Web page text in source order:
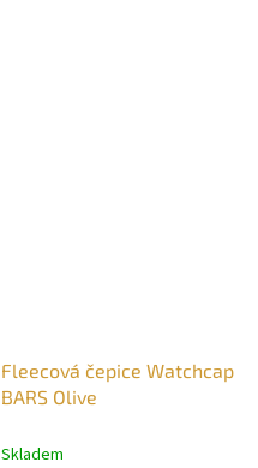
Fleecová čepice Watchcap
BARS Olive
Skladem